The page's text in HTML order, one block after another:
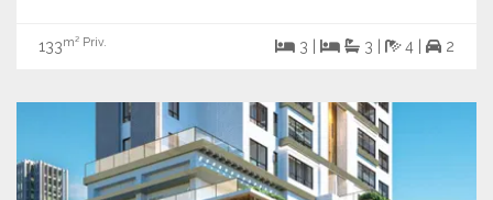
133m² Priv. 3 | 3 | 4 | 2